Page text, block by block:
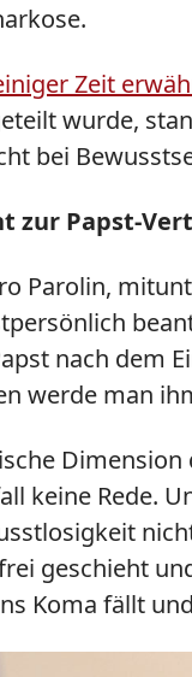
Zeit
wurde,
bei
zur Papst-
Parolin,
nach dem
werde man
keine Rede.
geschieht
Koma fällt